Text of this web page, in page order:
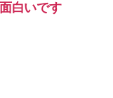
白いです